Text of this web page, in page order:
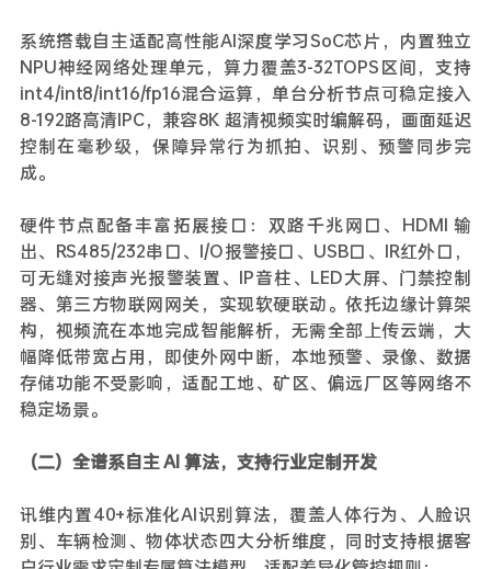
系统搭载自主适配高性能AI深度学习SoC芯片，内置独立
NPU神经网络处理单元，算力覆盖3-32TOPS区间，支持
int4/int8/int16/fp16混合运算，单台分析节点可稳定接入
8-192路高清IPC，兼容8K 超清视频实时编解码，画面延迟
控制在毫秒级，保障异常行为抓拍、识别、预警同步完
成。
硬件节点配备丰富拓展接口：双路千兆网口、HDMI 输
出、RS485/232串口、I/O报警接口、USB口、IR红外口，
可无缝对接声光报警装置、IP音柱、LED大屏、门禁控制
器、第三方物联网网关，实现软硬联动。依托边缘计算架
构，视频流在本地完成智能解析，无需全部上传云端，大
幅降低带宽占用，即使外网中断，本地预警、录像、数据
存储功能不受影响，适配工地、矿区、偏远厂区等网络不
稳定场景。
（二）全谱系自主 AI 算法，支持行业定制开发
讯维内置40+标准化AI识别算法，覆盖人体行为、人脸识
别、车辆检测、物体状态四大分析维度，同时支持根据客